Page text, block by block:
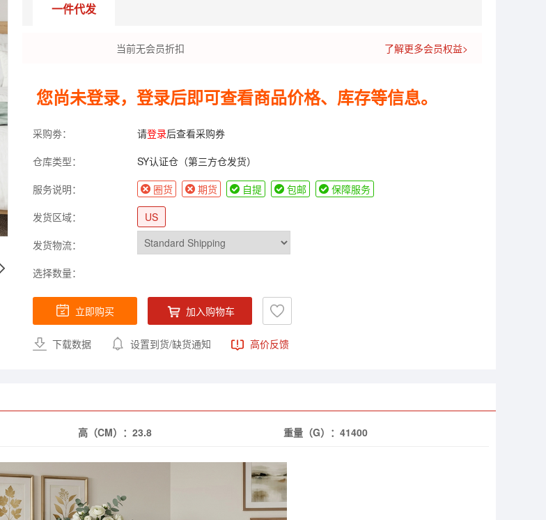
一件代发
当前无会员折扣 了解更多会员权益>
您尚未登录，登录后即可查看商品价格、库存等信息。
采购劵： 请登录后查看采购券
仓库类型：
SY认证仓（第三方仓发货）
服务说明：
圈货 期货 自提 包邮
保障服务
发货区域：
US
发货物流：
选择数量：
立即购买 加入购物车
下载数据 设置到货/缺货通知 高价反馈
高（CM）： 23.8 重量（G）： 41400